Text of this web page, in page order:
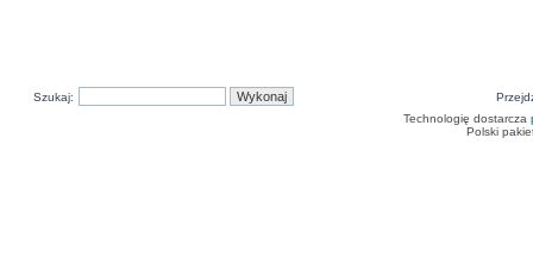
Szukaj:
Technologię dostarcza
Polski